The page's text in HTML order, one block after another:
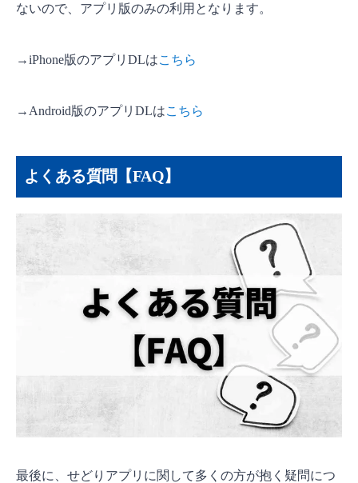
ないので、アプリ版のみの利用となります。
→iPhone版のアプリDLはこちら
→Android版のアプリDLはこちら
よくある質問【FAQ】
最後に、せどりアプリに関して多くの方が抱く疑問につ